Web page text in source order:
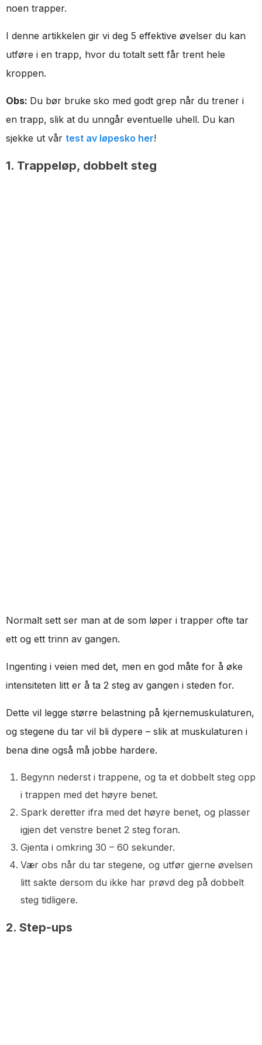
noen trapper.
I denne artikkelen gir vi deg 5 effektive øvelser du kan
utføre i en trapp, hvor du totalt sett får trent hele
kroppen.
Obs: Du bør bruke sko med godt grep når du trener i
en trapp, slik at du unngår eventuelle uhell. Du kan
sjekke ut vår test av løpesko her!
1. Trappeløp, dobbelt steg
Normalt sett ser man at de som løper i trapper ofte tar
ett og ett trinn av gangen.
Ingenting i veien med det, men en god måte for å øke
intensiteten litt er å ta 2 steg av gangen i steden for.
Dette vil legge større belastning på kjernemuskulaturen,
og stegene du tar vil bli dypere – slik at muskulaturen i
bena dine også må jobbe hardere.
Begynn nederst i trappene, og ta et dobbelt steg opp
i trappen med det høyre benet.
Spark deretter ifra med det høyre benet, og plasser
igjen det venstre benet 2 steg foran.
Gjenta i omkring 30 – 60 sekunder.
Vær obs når du tar stegene, og utfør gjerne øvelsen
litt sakte dersom du ikke har prøvd deg på dobbelt
steg tidligere.
2. Step-ups